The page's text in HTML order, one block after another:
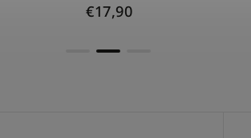
€17,90